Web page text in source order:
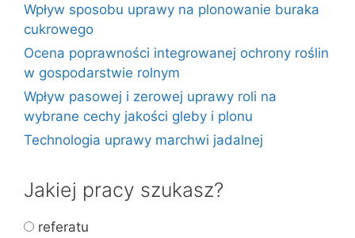
Wpływ sposobu uprawy na plonowanie buraka
cukrowego
Ocena poprawności integrowanej ochrony roślin
w gospodarstwie rolnym
Wpływ pasowej i zerowej uprawy roli na
wybrane cechy jakości gleby i plonu
Technologia uprawy marchwi jadalnej
Jakiej pracy szukasz?
referatu